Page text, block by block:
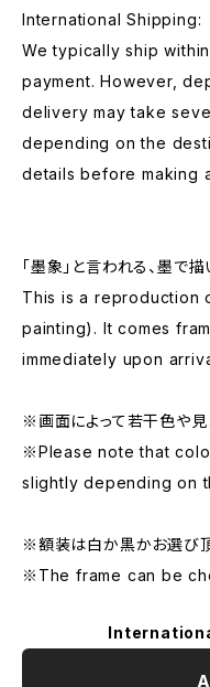
International Shipping:
We typically ship
payment. However,
delivery may take
depending on the
details before making
「墨象」と言われる、墨で
This is a reproduction
painting). It comes
immediately upon
※画面によって若干色や見
※Please note that
slightly depending on
※額装は白か黒かお選び頂
※The frame can be